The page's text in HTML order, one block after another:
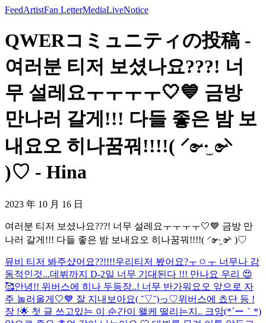
FeedArtistFan LetterMediaLiveNotice
QWERコミュニティの投稿 -
여러분 티저 보셨나요???! 너
무 설레요ㅜㅜㅜㅜ🤍💙 금방
만나러 갈게!!! 다들 좋은 밤 보
내요오 히나꿈꿔!!!!( ⸍ɞ̴̶̷ ·̫ ɞ̴̶̷⸌
)♡ - Hina
2023 年 10 月 16 日
여러분 티저 보셨나요???! 너무 설레요ㅜㅜㅜㅜ🤍💙 금방 만
나러 갈게!!! 다들 좋은 밤 보내요오 히나꿈꿔!!!!( ⸍ɞ̴̶̷ ·̫ ɞ̴̶̷⸌ )♡
뮤비 티저 봐주샸어요??!!!!우리티저 봤어요?ㅜㅇㅜ 너무나 감
동적인것...데뷔까지 D-2일 너무 기대된다 !!! 만나요 우리 😍
🥰안녕!! 위버스에 히나 두등장..! 너무 반가워요오 앞으로 자
주 놀러올게🤍💙 잘 지내보아요( ˘▽˘)っ♡위버스에 쵸단 등 !
장 !🌟 첫 글 쓰고있는 이 순간이 왤케 떨리는지.. 크앙(*´ー｀*)